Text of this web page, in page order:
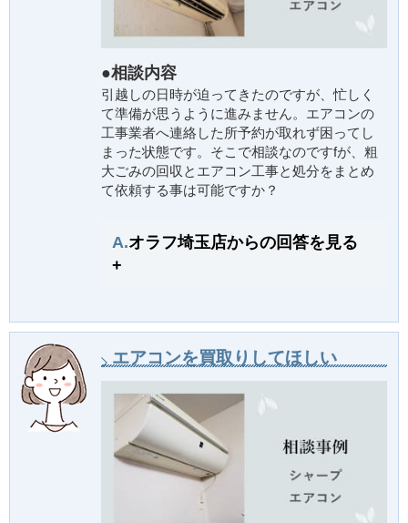
●相談内容
引越しの日時が迫ってきたのですが、忙しく
て準備が思うように進みません。エアコンの
工事業者へ連絡した所予約が取れず困ってし
まった状態です。そこで相談なのですfが、粗
大ごみの回収とエアコン工事と処分をまとめ
て依頼する事は可能ですか？
A.オラフ埼玉店からの回答を見る
+
エアコンを買取りしてほしい